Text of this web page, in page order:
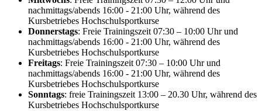
nachmittags/abends 16:00 - 21:00 Uhr, während des
Kursbetriebes Hochschulsportkurse
Donnerstags: Freie Trainingszeit 07:30 – 10:00 Uhr und
nachmittags/abends 16:00 - 21:00 Uhr, während des
Kursbetriebes Hochschulsportkurse
Freitags: Freie Trainingszeit 07:30 – 10:00 Uhr und
nachmittags/abends 16:00 - 21:00 Uhr, während des
Kursbetriebes Hochschulsportkurse
Sonntags: freie Trainingszeit 13:00 – 20.30 Uhr, während des
Kursbetriebes Hochschulsportkurse